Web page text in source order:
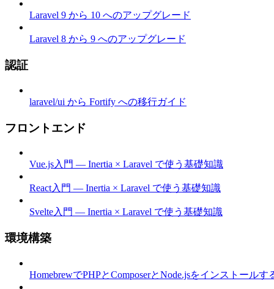
Laravel 9 から 10 へのアップグレード
Laravel 8 から 9 へのアップグレード
認証
laravel/ui から Fortify への移行ガイド
フロントエンド
Vue.js入門 — Inertia × Laravel で使う基礎知識
React入門 — Inertia × Laravel で使う基礎知識
Svelte入門 — Inertia × Laravel で使う基礎知識
環境構築
HomebrewでPHPとComposerとNode.jsをインストールす